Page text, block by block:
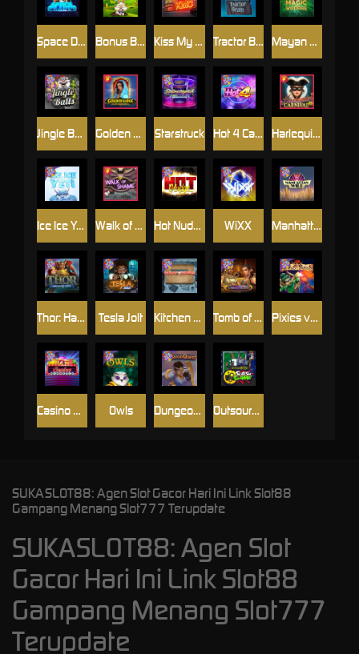
Manhattan Goes Wild
Kiss My Chainsaw Tractor Beam
Casino Win Spin
Hot Nudge
Space Donkey
Starstruck
Tomb of Nefertiti
Golden Genie And The Walking Wilds
Tesla Jolt
Dungeon Quest
Mayan Magic Wildfire
WiXX
Outsourced: Slash Game
Bonus Bunnies
Hot 4 Cash
Owls
Jingle Balls Harlequin Carnival
Walk of Shame
Kitchen Drama: Sushi Mania Pixies vs Pirates
Thor: Hammer Time
Ice Ice Yeti
SUKASLOT88: Agen Slot Gacor Hari Ini Link Slot88
Gampang Menang Slot777 Terupdate
SUKASLOT88: Agen Slot
Gacor Hari Ini Link Slot88
Gampang Menang Slot777
Terupdate